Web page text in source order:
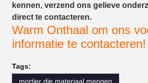
kennen, verzend ons gelieve
direct te contacteren.
Warm Onthaal om ons
informatie te contacteren!
Tags:
mortier die materiaal mengen